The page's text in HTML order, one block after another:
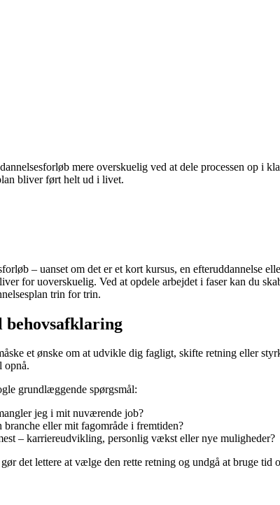
mere overskuelig ved at dele processen op i
bliver ført helt ud i livet.
– uanset om det er et kort kursus, en efteruddannelse
for uoverskuelig. Ved at opdele arbejdet i faser kan du
trin for trin.
behovsafklaring
et ønske om at udvikle dig fagligt, skifte retning eller
opnå.
grundlæggende spørgsmål:
jeg i mit nuværende job?
eller mit fagområde i fremtiden?
– karriereudvikling, personlig vækst eller nye muligheder?
det lettere at vælge den rette retning og undgå at bruge tid